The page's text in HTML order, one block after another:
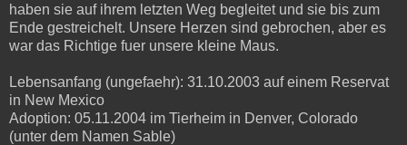
haben sie auf ihrem letzten Weg begleitet und sie bis zum
Ende gestreichelt. Unsere Herzen sind gebrochen, aber es
war das Richtige fuer unsere kleine Maus.
Lebensanfang (ungefaehr): 31.10.2003 auf einem Reservat
in New Mexico
Adoption: 05.11.2004 im Tierheim in Denver, Colorado
(unter dem Namen Sable)